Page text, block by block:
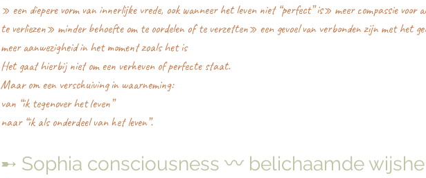
» een diepere vorm van innerlijke vrede, ook wanneer het leven niet “perfect” is» meer compassie voor
te verliezen» minder behoefte om te oordelen of te verzetten» een gevoel van verbonden zijn met het
meer aanwezigheid in het moment zoals het is
Het gaat hierbij niet om een verheven of perfecte staat.
Maar om een verschuiving in waarneming:
van “ik tegenover het leven”
naar “ik als onderdeel van het leven”.
➸ Sophia consciousness 〰️ belichaamde